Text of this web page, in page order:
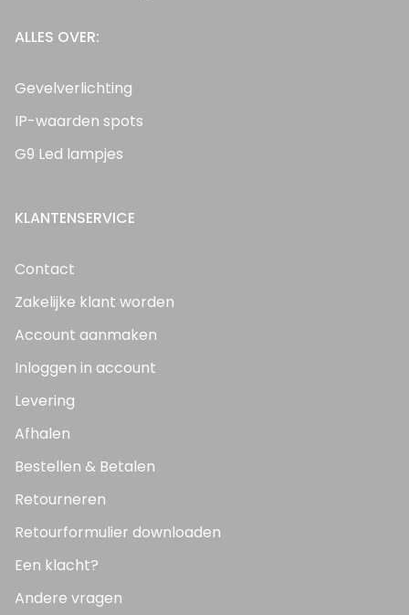
ALLES OVER:
Gevelverlichting
IP-waarden spots
G9 Led lampjes
KLANTENSERVICE
Contact
Zakelijke klant worden
Account aanmaken
Inloggen in account
Levering
Afhalen
Bestellen & Betalen
Retourneren
Retourformulier downloaden
Een klacht?
Andere vragen